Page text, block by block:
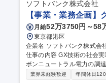
社金融サービスの運営事務
ソフトバンク株式会社
【事業・業務企画
月給52万3750円～58
東京都港区
企業名 ソフトバンク株式会社 求人名 【事業・業務企画】グリーントランスフォーメーション/蓄電池×AI活用
仕事の内容 GX技術の社会
ボンニュートラル電力の調
ます。 ■脱炭素エネルギーや省エネルギーに関する調査・分析・レポート、重要会議体への付議対応など ■GXに
業界未経験歓迎 年間休日